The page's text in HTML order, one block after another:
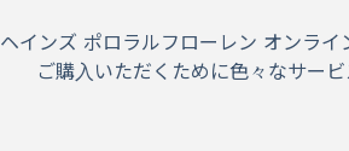
ヘインズ ポロラルフローレン オンラ
ご購入いただくために色々なサー